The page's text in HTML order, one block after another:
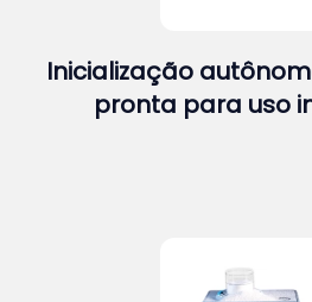
Inicialização
pronta para uso